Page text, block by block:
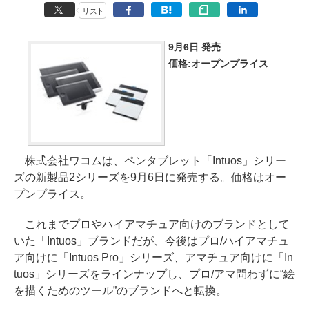
リスト
9月6日 発売
価格:オープンプライス
株式会社ワコムは、ペンタブレット「Intuos」シリー
ズの新製品2シリーズを9月6日に発売する。価格はオー
プンプライス。
これまでプロやハイアマチュア向けのブランドとして
いた「Intuos」ブランドだが、今後はプロ/ハイアマチュ
ア向けに「Intuos Pro」シリーズ、アマチュア向けに「In
tuos」シリーズをラインナップし、プロ/アマ問わずに“絵
を描くためのツール”のブランドへと転換。